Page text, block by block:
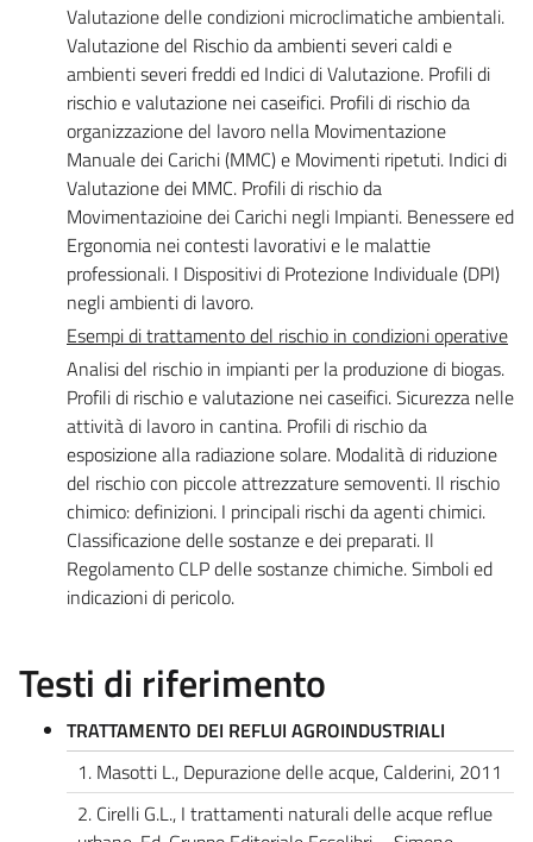
Valutazione delle condizioni microclimatiche ambientali.
Valutazione del Rischio da ambienti severi caldi e
ambienti severi freddi ed Indici di Valutazione. Profili di
rischio e valutazione nei caseifici. Profili di rischio da
organizzazione del lavoro nella Movimentazione
Manuale dei Carichi (MMC) e Movimenti ripetuti. Indici di
Valutazione dei MMC. Profili di rischio da
Movimentazioine dei Carichi negli Impianti. Benessere ed
Ergonomia nei contesti lavorativi e le malattie
professionali. I Dispositivi di Protezione Individuale (DPI)
negli ambienti di lavoro.
Esempi di trattamento del rischio in condizioni operative
Analisi del rischio in impianti per la produzione di biogas.
Profili di rischio e valutazione nei caseifici. Sicurezza nelle
attività di lavoro in cantina. Profili di rischio da
esposizione alla radiazione solare. Modalità di riduzione
del rischio con piccole attrezzature semoventi. Il rischio
chimico: definizioni. I principali rischi da agenti chimici.
Classificazione delle sostanze e dei preparati. Il
Regolamento CLP delle sostanze chimiche. Simboli ed
indicazioni di pericolo.
Testi di riferimento
TRATTAMENTO DEI REFLUI AGROINDUSTRIALI
1. Masotti L., Depurazione delle acque, Calderini, 2011
2. Cirelli G.L., I trattamenti naturali delle acque reflue